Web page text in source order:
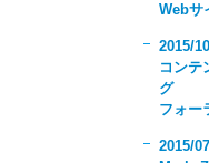
Webサ
2015/
コンテ
グ
フォー
2015/